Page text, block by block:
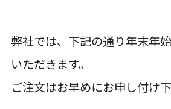
弊社では、下記の通り年末年
いただきます。
ご注文はお早めにお申し付け下